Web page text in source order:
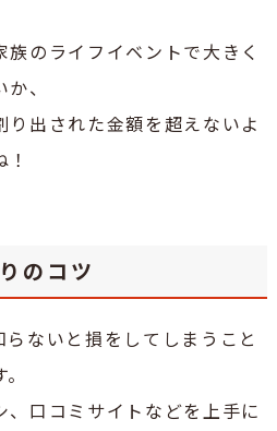
のライフイベントで大きく
、
出された金額を超えないよ
のコツ
ないと損をしてしまうこと
口コミサイトなどを上手に